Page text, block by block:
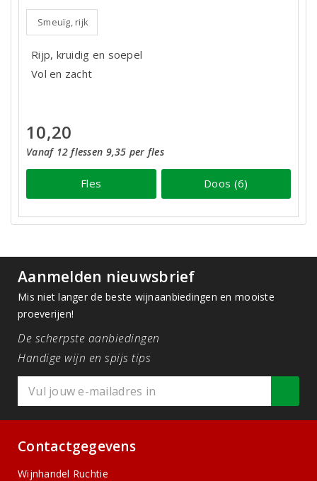
Smeuïg, rijk
Rijp, kruidig en soepel
Vol en zacht
10,20
Vanaf 12 flessen 9,35 per fles
Fles Doos (6)
Aanmelden nieuwsbrief
Mis niet langer de beste wijnaanbiedingen en mooiste
proeverijen!
De scherpste aanbiedingen
Handige wijn en spijs tips
Contactgegevens
Wijnhandel Ruchtie